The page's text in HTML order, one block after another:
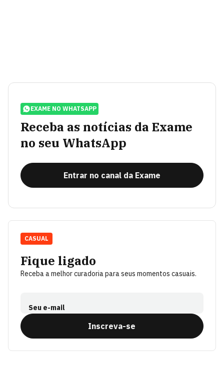
EXAME NO WHATSAPP
Receba as notícias da Exame
no seu WhatsApp
Entrar no canal da Exame
Fique ligado
Receba a melhor curadoria para seus momentos casuais.
Seu e-mail
Inscreva-se
CASUAL